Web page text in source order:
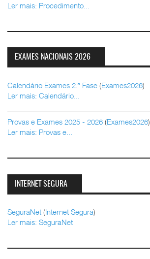
Ler mais: Procedimento...
EXAMES NACIONAIS 2026
Calendário Exames 2.ª Fase (Exames2026)
Ler mais: Calendário...
Provas e Exames 2025 - 2026 (Exames2026)
Ler mais: Provas e...
INTERNET SEGURA
SeguraNet (Internet Segura)
Ler mais: SeguraNet